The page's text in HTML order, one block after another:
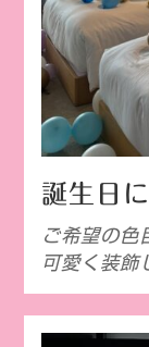
誕生日
ご希望の色
可愛く装飾